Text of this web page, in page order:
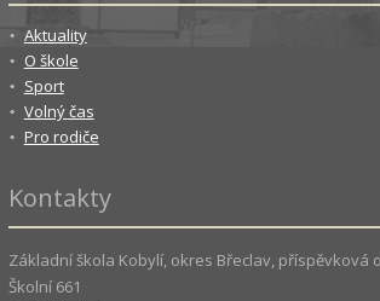
Aktuality
O škole
Sport
Volný čas
Pro rodiče
Kontakty
Základní škola Kobylí, okres Břeclav, příspěvková
Školní 661